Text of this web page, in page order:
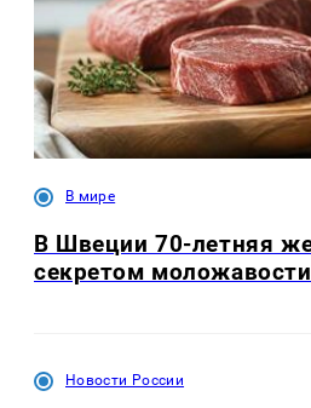
В мире
В Швеции 70-летняя
секретом
Новости России